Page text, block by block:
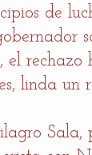
de
el rechazo
linda un
Sala,